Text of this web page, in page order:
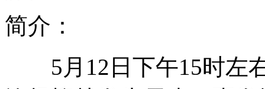
海南万宁警方提请逮捕“带女生开房”两嫌犯
简介：
5月12日下午15时左